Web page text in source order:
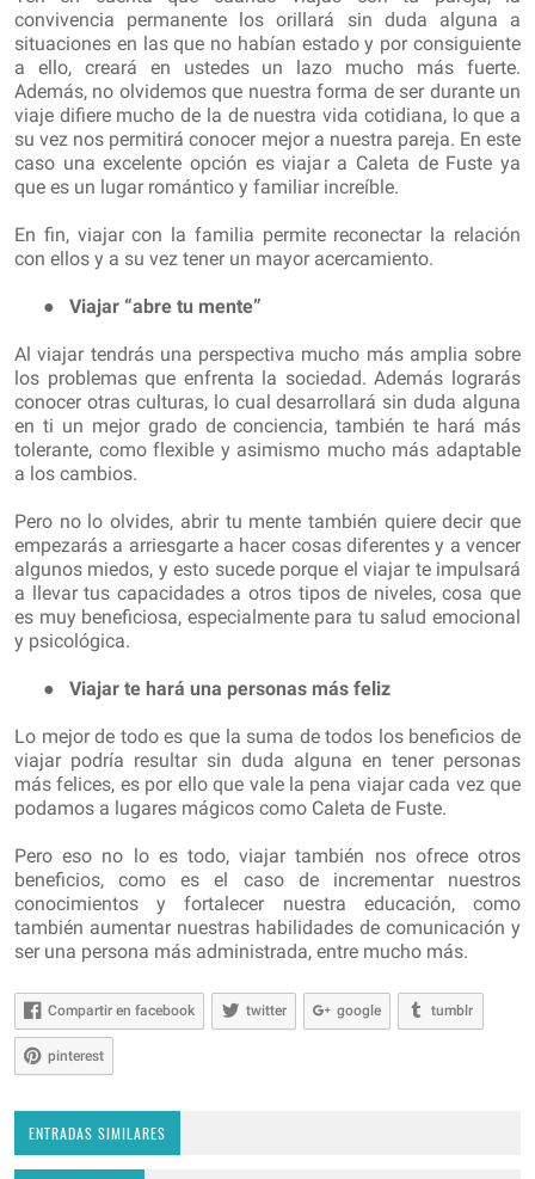
convivencia permanente los orillará sin duda alguna a
situaciones en las que no habían estado y por consiguiente
a ello, creará en ustedes un lazo mucho más fuerte.
Además, no olvidemos que nuestra forma de ser durante un
viaje difiere mucho de la de nuestra vida cotidiana, lo que a
su vez nos permitirá conocer mejor a nuestra pareja. En este
caso una excelente opción es viajar a Caleta de Fuste ya
que es un lugar romántico y familiar increíble.
En fin, viajar con la familia permite reconectar la relación
con ellos y a su vez tener un mayor acercamiento.
● Viajar “abre tu mente”
Al viajar tendrás una perspectiva mucho más amplia sobre
los problemas que enfrenta la sociedad. Además lograrás
conocer otras culturas, lo cual desarrollará sin duda alguna
en ti un mejor grado de conciencia, también te hará más
tolerante, como flexible y asimismo mucho más adaptable
a los cambios.
Pero no lo olvides, abrir tu mente también quiere decir que
empezarás a arriesgarte a hacer cosas diferentes y a vencer
algunos miedos, y esto sucede porque el viajar te impulsará
a llevar tus capacidades a otros tipos de niveles, cosa que
es muy beneficiosa, especialmente para tu salud emocional
y psicológica.
● Viajar te hará una personas más feliz
Lo mejor de todo es que la suma de todos los beneficios de
viajar podría resultar sin duda alguna en tener personas
más felices, es por ello que vale la pena viajar cada vez que
podamos a lugares mágicos como Caleta de Fuste.
Pero eso no lo es todo, viajar también nos ofrece otros
beneficios, como es el caso de incrementar nuestros
conocimientos y fortalecer nuestra educación, como
también aumentar nuestras habilidades de comunicación y
ser una persona más administrada, entre mucho más.
Compartir en facebook twitter google tumblr
pinterest
ENTRADAS SIMILARES